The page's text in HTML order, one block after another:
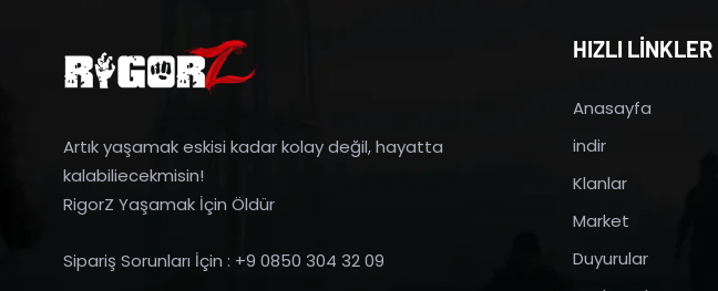
Artık yaşamak eskisi kadar kolay değil, hayatta
kalabiliecekmisin!
RigorZ Yaşamak İçin Öldür
Sipariş Sorunları İçin : +9 0850 304 32 09
HIZLI LİNKLER
Anasayfa
indir
Klanlar
Market
Duyurular